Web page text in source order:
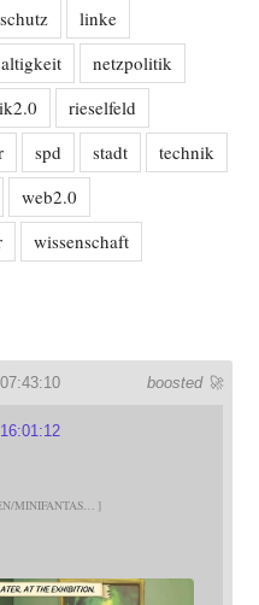
linke
netzpolitik
rieselfeld
spd stadt
technik
web2.0
wissenschaft
boosted 🚀
MINIFANTAS